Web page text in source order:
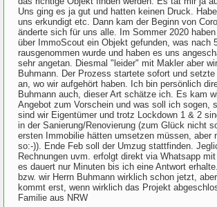
Uns ging es ja gut und hatten keinen Druck.
uns erkundigt etc. Dann kam der Beginn von
änderte sich für uns alle. Im Sommer 2020
über ImmoScout ein Objekt gefunden, was nach
rausgenommen wurde und haben es uns
sehr angetan. Diesmal "leider" mit Makler aber
Buhmann. Der Prozess startete sofort und
an, wo wir aufgehört haben. Ich bin persönlich
Buhmann auch, dieser Art schätze ich. Es kam
Angebot zum Vorschein und was soll ich sogen,
sind wir Eigentümer und trotz Lockdown 1 & 2
in der Sanierung/Renovierung (zum Glück nicht
ersten Immobilie hätten umsetzen müssen, aber
so:-)). Ende Feb soll der Umzug stattfinden.
Rechnungen uvm. erfolgt direkt via Whatsapp
es dauert nur Minuten bis ich eine Antwort
bzw. wir Herrn Buhmann wirklich schon jetzt,
kommt erst, wenn wirklich das Projekt
Familie aus NRW